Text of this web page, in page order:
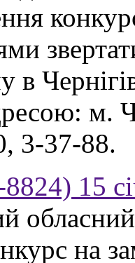
м.
3-37-88.
15
на